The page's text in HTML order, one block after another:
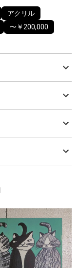
アクリル
〜￥200,000
あり、光の加減によ
すめします。